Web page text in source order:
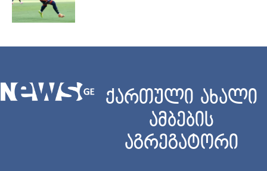
ქართული ახალი
ამბების
აგრეგატორი